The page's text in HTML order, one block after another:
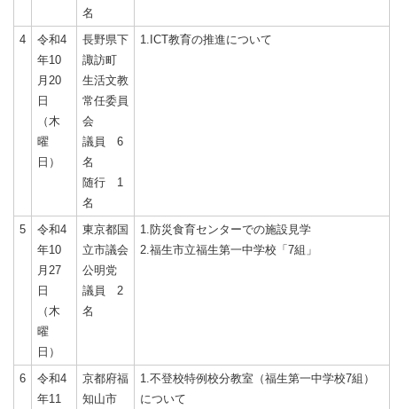
名
4
令和4
年10
月20
日
（木
曜
日）
長野県下
諏訪町
生活文教
常任委員
会
議員 6
名
随行 1
名
1.ICT教育の推進について
5
令和4
年10
月27
日
（木
曜
日）
東京都国
立市議会
公明党
議員 2
名
1.防災食育センターでの施設見学
2.福生市立福生第一中学校「7組」
6
令和4
年11
京都府福
知山市
1.不登校特例校分教室（福生第一中学校7組）
について